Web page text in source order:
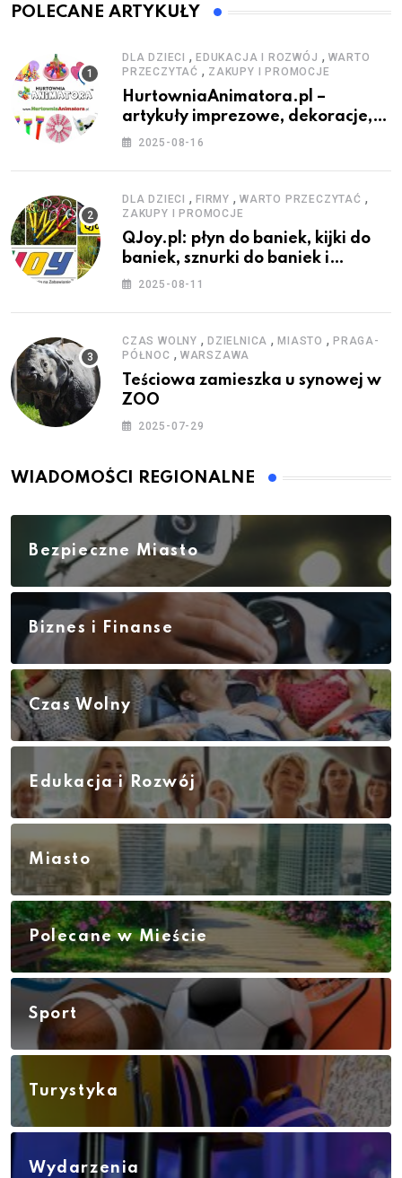
POLECANE ARTYKUŁY
DLA DZIECI , EDUKACJA I ROZWÓJ , WARTO
PRZECZYTAĆ , ZAKUPY I PROMOCJE
HurtowniaAnimatora.pl –
artykuły imprezowe, dekoracje,
stroje i akcesoria dla animatorów
2025-08-16
DLA DZIECI , FIRMY , WARTO PRZECZYTAĆ ,
ZAKUPY I PROMOCJE
QJoy.pl: płyn do baniek, kijki do
baniek, sznurki do baniek i
zestawy do baniek
2025-08-11
CZAS WOLNY , DZIELNICA ,MIASTO ,PRAGA-
PÓŁNOC , WARSZAWA
Teściowa zamieszka u synowej w
ZOO
2025-07-29
WIADOMOŚCI REGIONALNE
Bezpieczne Miasto
Biznes i Finanse
Czas Wolny
Edukacja i Rozwój
Miasto
Polecane w Mieście
Sport
Turystyka
Wydarzenia